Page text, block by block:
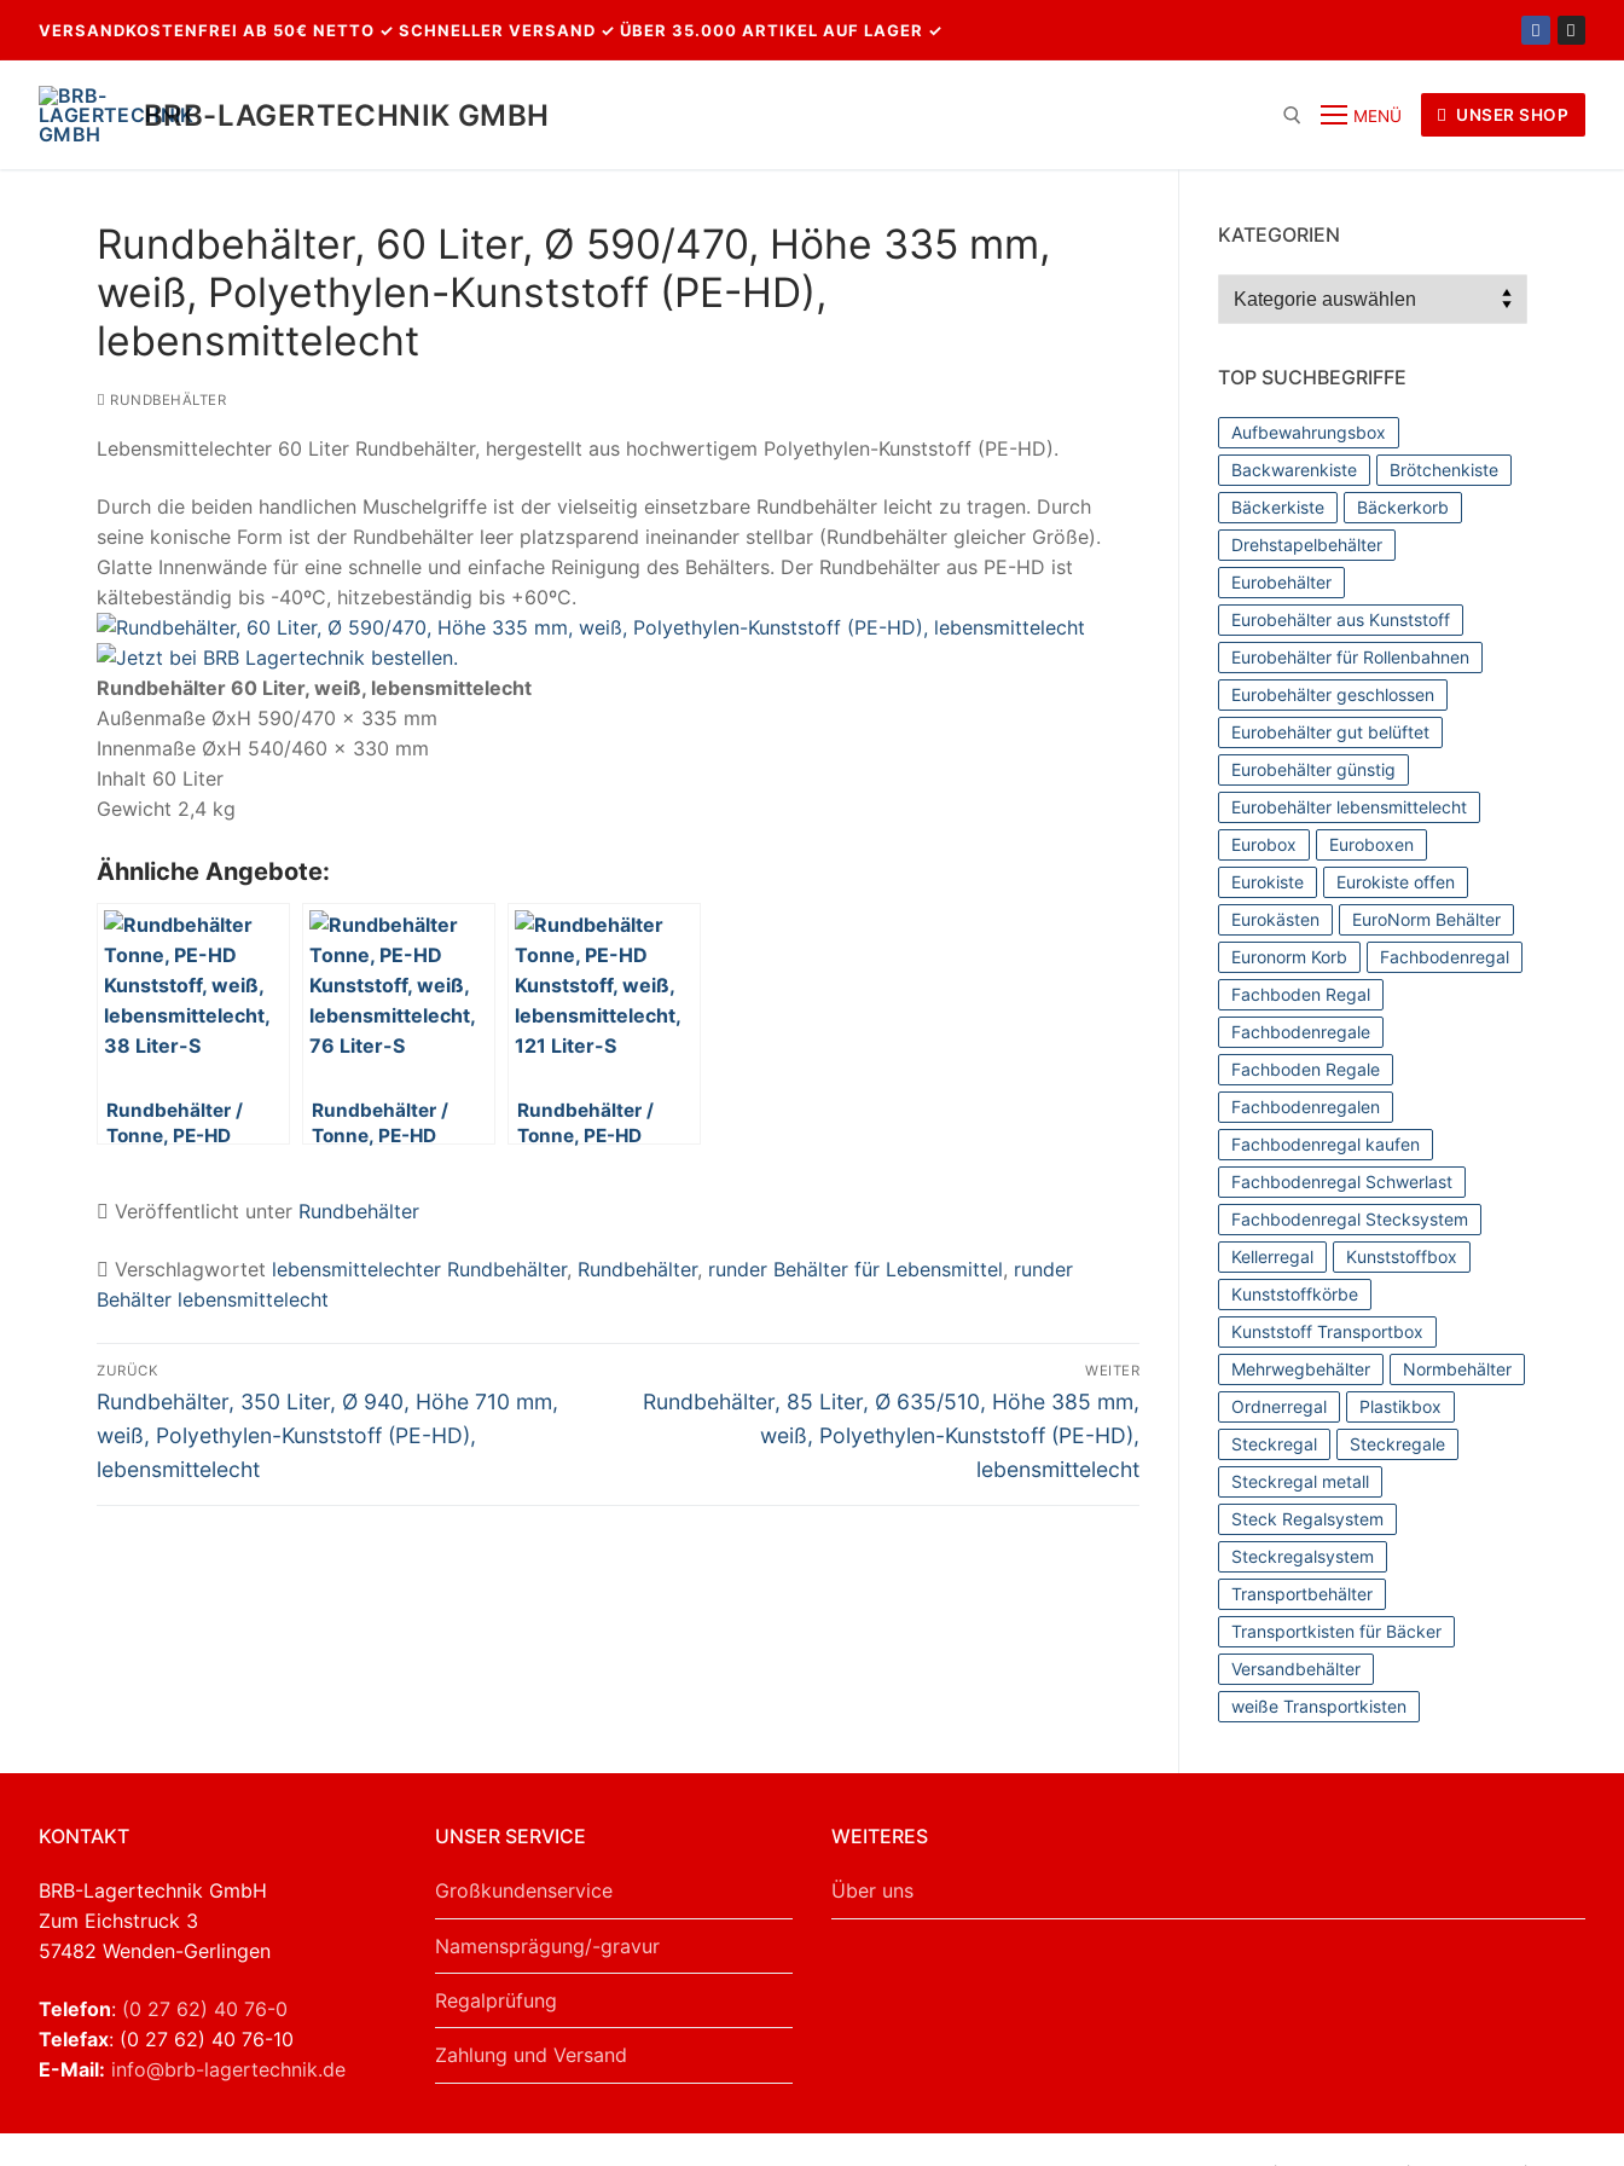
Inhalt
VERSANDKOSTENFREI AB 50€ NETTO ✓ SCHNELLER VERSAND ✓ ÜBER 35.000 ARTIKEL AUF LAGER ✓
BRB-LAGERTECHNIK GMBH MENÜ UNSER SHOP
nach:
Rundbehälter, 60 Liter, Ø 590/470, Höhe 335 mm,
weiß, Polyethylen-Kunststoff (PE-HD),
lebensmittelecht
RUNDBEHÄLTER
Lebensmittelechter 60 Liter Rundbehälter, hergestellt aus hochwertigem Polyethylen-Kunststoff (PE-HD).
Durch die beiden handlichen Muschelgriffe ist der vielseitig einsetzbare Rundbehälter leicht zu tragen. Durch
seine konische Form ist der Rundbehälter leer platzsparend ineinander stellbar (Rundbehälter gleicher Größe).
Glatte Innenwände für eine schnelle und einfache Reinigung des Behälters. Der Rundbehälter aus PE-HD ist
kältebeständig bis -40ºC, hitzebeständig bis +60ºC.
Rundbehälter 60 Liter, weiß, lebensmittelecht
Außenmaße ØxH 590/470 x 335 mm
Innenmaße ØxH 540/460 x 330 mm
Inhalt 60 Liter
Gewicht 2,4 kg
Ähnliche Angebote:
Rundbehälter /
Tonne, PE-HD
38 Liter
Rundbehälter /
Tonne, PE-HD
76 Liter
Rundbehälter /
Tonne, PE-HD
Veröffentlicht unter Rundbehälter
Verschlagwortet lebensmittelechter Rundbehälter, Rundbehälter, runder Behälter für Lebensmittel, runder
Behälter lebensmittelecht
Beitragsnavigation
ZURÜCK
Vorheriger
Beitrag:
Rundbehälter, 350 Liter, Ø 940, Höhe 710 mm,
weiß, Polyethylen-Kunststoff (PE-HD),
lebensmittelecht
WEITER
Nächster
Rundbehälter, 85 Liter, Ø 635/510, Höhe 385 mm,
weiß, Polyethylen-Kunststoff (PE-HD),
lebensmittelecht
KATEGORIEN
Kategorien
TOP SUCHBEGRIFFE
Aufbewahrungsbox
Backwarenkiste
Brötchenkiste
Bäckerkiste
Bäckerkorb
Drehstapelbehälter
Eurobehälter
Eurobehälter aus Kunststoff
Eurobehälter für Rollenbahnen
Eurobehälter geschlossen
Eurobehälter gut belüftet
Eurobehälter günstig
Eurobehälter lebensmittelecht
Eurobox
Euroboxen
Eurokiste
Eurokiste offen
Eurokästen
EuroNorm Behälter
Euronorm Korb
Fachbodenregal
Fachboden Regal
Fachbodenregale
Fachboden Regale
Fachbodenregalen
Fachbodenregal kaufen
Fachbodenregal Schwerlast
Fachbodenregal Stecksystem
Kellerregal
Kunststoffbox
Kunststoffkörbe
Kunststoff Transportbox
Mehrwegbehälter
Normbehälter
Ordnerregal
Plastikbox
Steckregal
Steckregale
Steckregal metall
Steck Regalsystem
Steckregalsystem
Transportbehälter
Transportkisten für Bäcker
Versandbehälter
weiße Transportkisten
KONTAKT
BRB-Lagertechnik GmbH
Zum Eichstruck 3
57482 Wenden-Gerlingen
Telefon: (0 27 62) 40 76-0
Telefax: (0 27 62) 40 76-10
E-Mail: info@brb-lagertechnik.de
UNSER SERVICE
Großkundenservice
Namensprägung/-gravur
Regalprüfung
Zahlung und Versand
WEITERES
Über uns